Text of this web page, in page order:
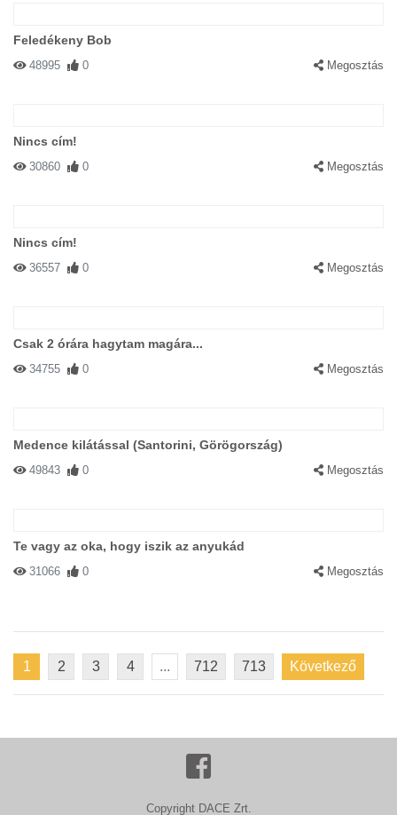
Feledékeny Bob
48995 0 Megosztás
Nincs cím!
30860 0 Megosztás
Nincs cím!
36557 0 Megosztás
Csak 2 órára hagytam magára...
34755 0 Megosztás
Medence kilátással (Santorini, Görögország)
49843 0 Megosztás
Te vagy az oka, hogy iszik az anyukád
31066 0 Megosztás
1 2 3 4 ... 712 713 Következő
Copyright DACE Zrt.